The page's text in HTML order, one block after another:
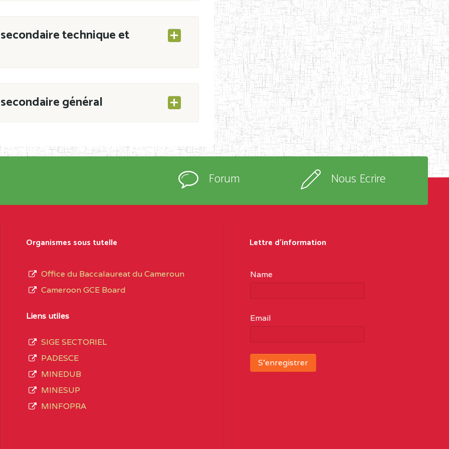
technique et
LES
DE
général
CAB du 21 mars 2011 portant ouverture
immatriculés et inscrits au
Généralau terme des opérations
3408 structures réparties ainsi qu’il
soit :
Forum Nous Ecrire
Organismes sous tutelle
Office du Baccalaureat du Cameroun
Cameroon GCE Board
Liens utiles
SIGE SECTORIEL
PADESCE
MINEDUB
MINESUP
MINFOPRA
Lettre d'information
Name
Email